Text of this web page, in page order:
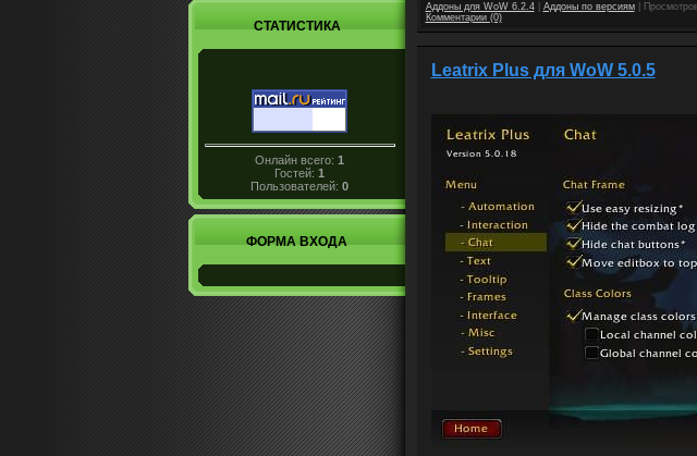
СТАТИСТИКА
Онлайн всего: 1
Гостей: 1
Пользователей: 0
ФОРМА ВХОДА
Аддоны для WoW 6.2.4| Аддоны по версиям|
Комментарии (0)
Leatrix Plus для WoW 5.0.5